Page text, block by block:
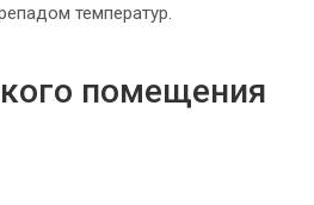
температур.
помещения